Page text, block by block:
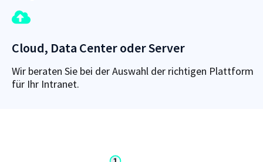
Cloud, Data Center oder Server
Wir beraten Sie bei der Auswahl der richtigen Plattform
für Ihr Intranet.